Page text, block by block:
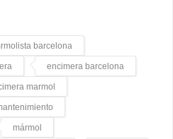
barcelona
encimera barcelona
marmol
mármol